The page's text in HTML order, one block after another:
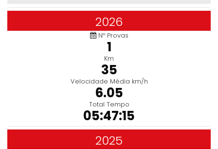
2026
Nº Provas
1
Km
35
Velocidade Média km/h
6.05
Total Tempo
05:47:15
2025